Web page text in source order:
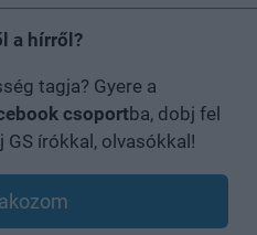
a hírről?
tagja? Gyere a
csoportba, dobj fel
írókkal, olvasókkal!